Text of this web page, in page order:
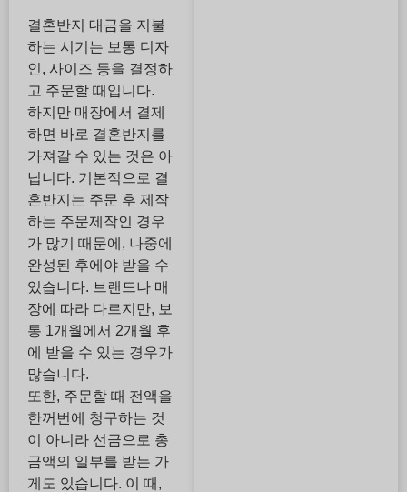
결혼반지 대금을 지불
하는 시기는 보통 디자
인, 사이즈 등을 결정하
고 주문할 때입니다.
하지만 매장에서 결제
하면 바로 결혼반지를
가져갈 수 있는 것은 아
닙니다. 기본적으로 결
혼반지는 주문 후 제작
하는 주문제작인 경우
가 많기 때문에, 나중에
완성된 후에야 받을 수
있습니다. 브랜드나 매
장에 따라 다르지만, 보
통 1개월에서 2개월 후
에 받을 수 있는 경우가
많습니다.
또한, 주문할 때 전액을
한꺼번에 청구하는 것
이 아니라 선금으로 총
금액의 일부를 받는 가
게도 있습니다. 이 때,